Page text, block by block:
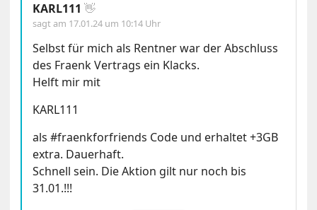
KARL111 👋
sagt am 17.01.24 um 10:14 Uhr
Selbst für mich als Rentner war der Abschluss
des Fraenk Vertrags ein Klacks.
Helft mir mit
KARL111
als #fraenkforfriends Code und erhaltet +3GB
extra. Dauerhaft.
Schnell sein. Die Aktion gilt nur noch bis
31.01.!!!